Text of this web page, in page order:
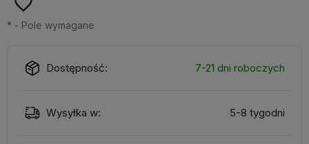
* - Pole wymagane
Dostępność: 7-21 dni roboczych
Wysyłka w: 5-8 tygodni